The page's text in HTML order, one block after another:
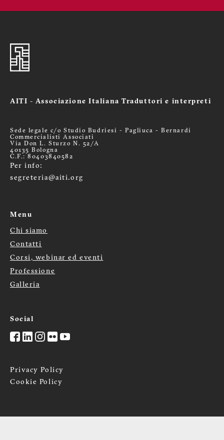
AITI - Associazione Italiana Traduttori e interpreti
Sede legale c/o Studio Budriesi - Pagliuca - Bernardi
Commercialisti Associati
Via Don L. Sturzo N. 52/A
40135 Bologna
C.F.: 80403840582
Per info:
segreteria@aiti.org
Menu
Menù
footer
Chi siamo
Contatti
Corsi, webinar ed eventi
Professione
Galleria
Social
Privacy Policy
Cookie Policy